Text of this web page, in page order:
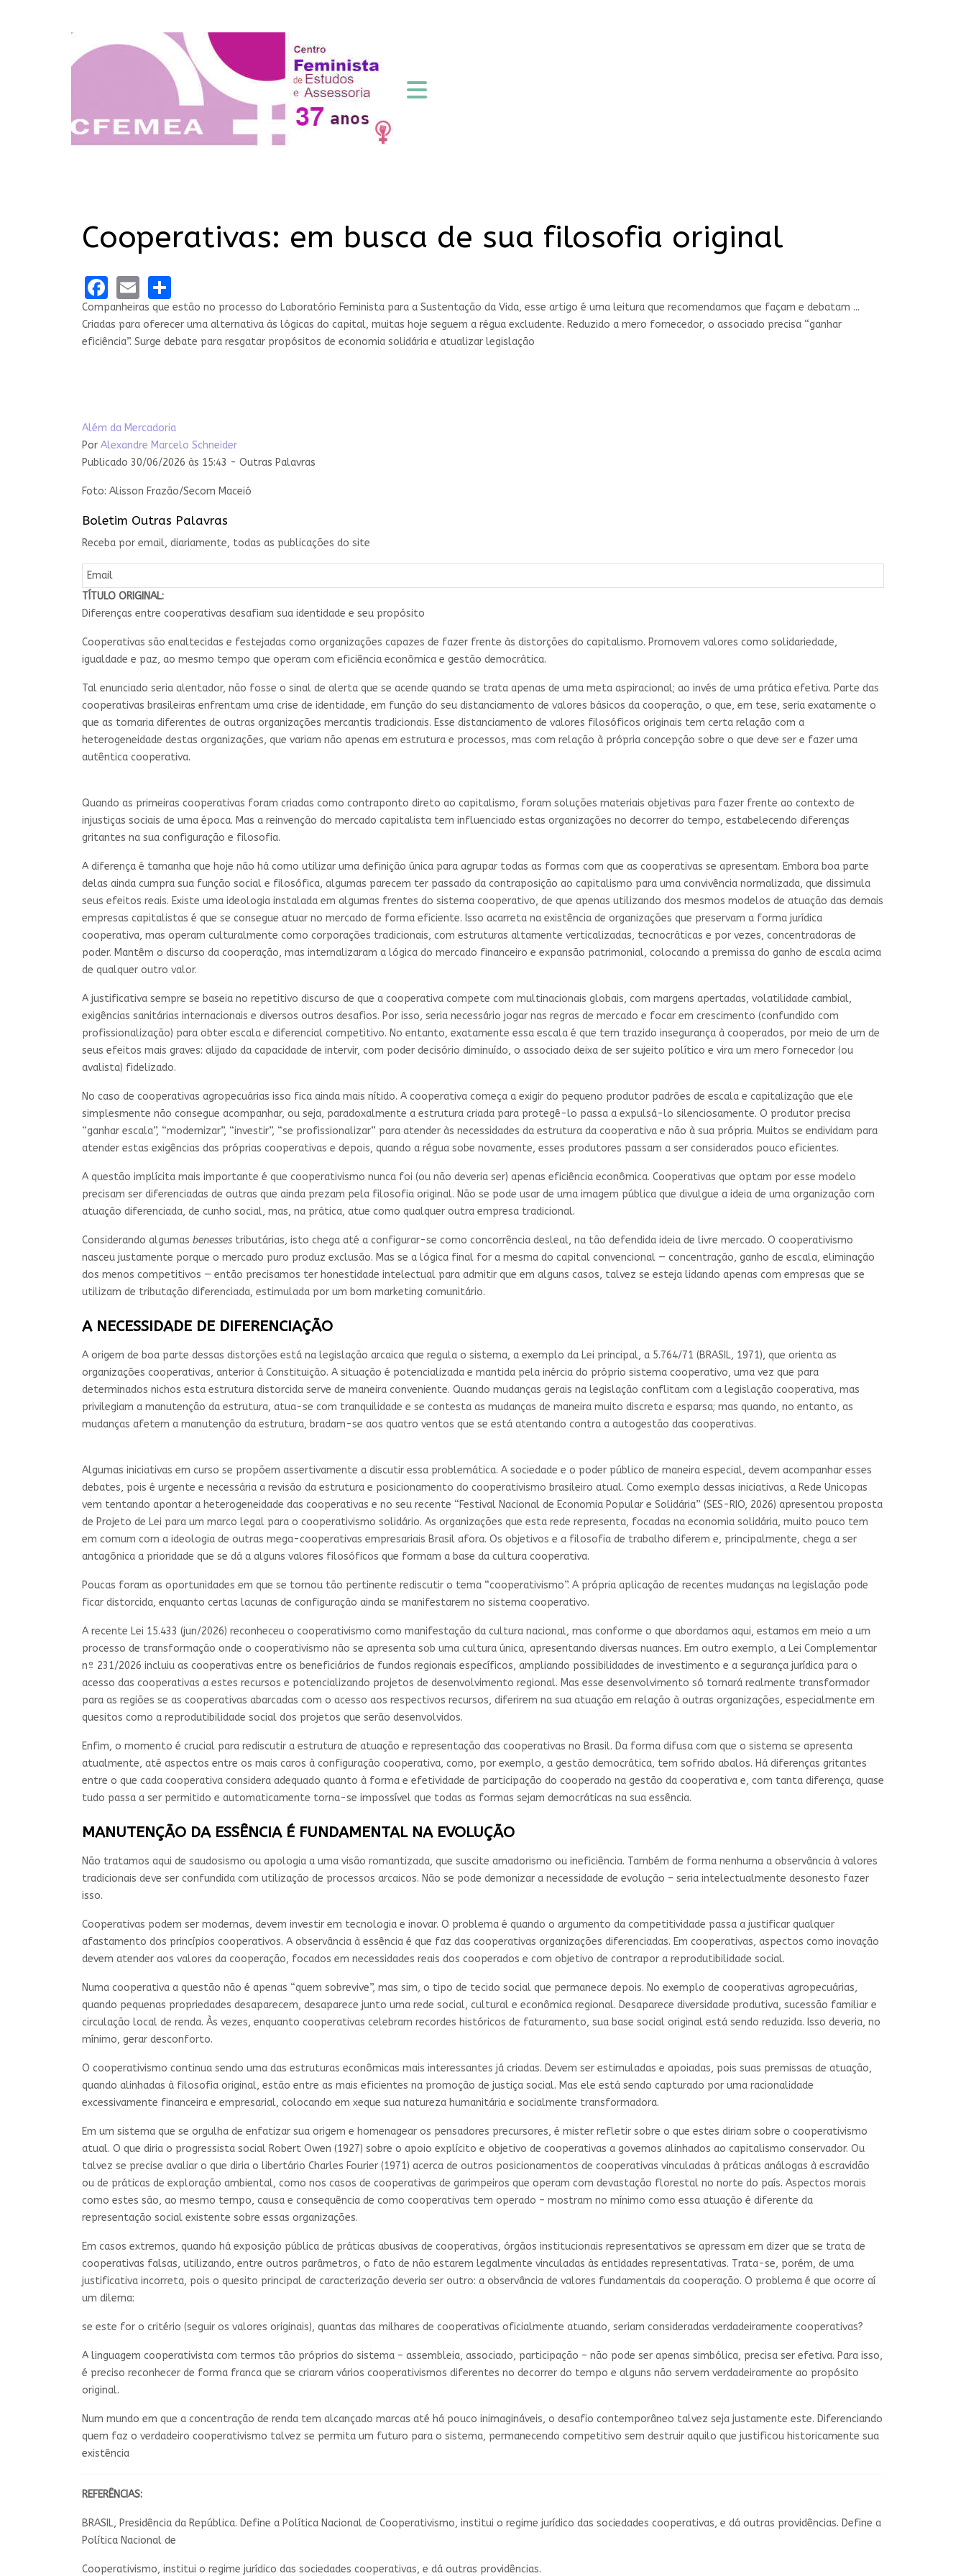
Cooperativas: em busca de sua filosofia original
Facebook
Email
Companheiras que estão no processo do Laboratório Feminista para a Sustentação da Vida, esse artigo é uma leitura que recomendamos que façam e debatam ...
Criadas para oferecer uma alternativa às lógicas do capital, muitas hoje seguem a régua excludente. Reduzido a mero fornecedor, o associado precisa “ganhar
eficiência”. Surge debate para resgatar propósitos de economia solidária e atualizar legislação
Além da Mercadoria
Por Alexandre Marcelo Schneider
Publicado 30/06/2026 às 15:43 - Outras Palavras
Foto: Alisson Frazão/Secom Maceió
Boletim Outras Palavras
Receba por email, diariamente, todas as publicações do site
TÍTULO ORIGINAL:
Diferenças entre cooperativas desafiam sua identidade e seu propósito
Cooperativas são enaltecidas e festejadas como organizações capazes de fazer frente às distorções do capitalismo. Promovem valores como solidariedade,
igualdade e paz, ao mesmo tempo que operam com eficiência econômica e gestão democrática.
Tal enunciado seria alentador, não fosse o sinal de alerta que se acende quando se trata apenas de uma meta aspiracional; ao invés de uma prática efetiva. Parte das
cooperativas brasileiras enfrentam uma crise de identidade, em função do seu distanciamento de valores básicos da cooperação, o que, em tese, seria exatamente o
que as tornaria diferentes de outras organizações mercantis tradicionais. Esse distanciamento de valores filosóficos originais tem certa relação com a
heterogeneidade destas organizações, que variam não apenas em estrutura e processos, mas com relação à própria concepção sobre o que deve ser e fazer uma
autêntica cooperativa.
Quando as primeiras cooperativas foram criadas como contraponto direto ao capitalismo, foram soluções materiais objetivas para fazer frente ao contexto de
injustiças sociais de uma época. Mas a reinvenção do mercado capitalista tem influenciado estas organizações no decorrer do tempo, estabelecendo diferenças
gritantes na sua configuração e filosofia.
A diferença é tamanha que hoje não há como utilizar uma definição única para agrupar todas as formas com que as cooperativas se apresentam. Embora boa parte
delas ainda cumpra sua função social e filosófica, algumas parecem ter passado da contraposição ao capitalismo para uma convivência normalizada, que dissimula
seus efeitos reais. Existe uma ideologia instalada em algumas frentes do sistema cooperativo, de que apenas utilizando dos mesmos modelos de atuação das demais
empresas capitalistas é que se consegue atuar no mercado de forma eficiente. Isso acarreta na existência de organizações que preservam a forma jurídica
cooperativa, mas operam culturalmente como corporações tradicionais, com estruturas altamente verticalizadas, tecnocráticas e por vezes, concentradoras de
poder. Mantêm o discurso da cooperação, mas internalizaram a lógica do mercado financeiro e expansão patrimonial, colocando a premissa do ganho de escala acima
de qualquer outro valor.
A justificativa sempre se baseia no repetitivo discurso de que a cooperativa compete com multinacionais globais, com margens apertadas, volatilidade cambial,
exigências sanitárias internacionais e diversos outros desafios. Por isso, seria necessário jogar nas regras de mercado e focar em crescimento (confundido com
profissionalização) para obter escala e diferencial competitivo. No entanto, exatamente essa escala é que tem trazido insegurança à cooperados, por meio de um de
seus efeitos mais graves: alijado da capacidade de intervir, com poder decisório diminuído, o associado deixa de ser sujeito político e vira um mero fornecedor (ou
avalista) fidelizado.
No caso de cooperativas agropecuárias isso fica ainda mais nítido. A cooperativa começa a exigir do pequeno produtor padrões de escala e capitalização que ele
simplesmente não consegue acompanhar, ou seja, paradoxalmente a estrutura criada para protegê-lo passa a expulsá-lo silenciosamente. O produtor precisa
“ganhar escala”, “modernizar”, “investir”, “se profissionalizar” para atender às necessidades da estrutura da cooperativa e não à sua própria. Muitos se endividam para
atender estas exigências das próprias cooperativas e depois, quando a régua sobe novamente, esses produtores passam a ser considerados pouco eficientes.
A questão implícita mais importante é que cooperativismo nunca foi (ou não deveria ser) apenas eficiência econômica. Cooperativas que optam por esse modelo
precisam ser diferenciadas de outras que ainda prezam pela filosofia original. Não se pode usar de uma imagem pública que divulgue a ideia de uma organização com
atuação diferenciada, de cunho social, mas, na prática, atue como qualquer outra empresa tradicional.
Considerando algumas benesses tributárias, isto chega até a configurar-se como concorrência desleal, na tão defendida ideia de livre mercado. O cooperativismo
nasceu justamente porque o mercado puro produz exclusão. Mas se a lógica final for a mesma do capital convencional — concentração, ganho de escala, eliminação
dos menos competitivos — então precisamos ter honestidade intelectual para admitir que em alguns casos, talvez se esteja lidando apenas com empresas que se
utilizam de tributação diferenciada, estimulada por um bom marketing comunitário.
A NECESSIDADE DE DIFERENCIAÇÃO
A origem de boa parte dessas distorções está na legislação arcaica que regula o sistema, a exemplo da Lei principal, a 5.764/71 (BRASIL, 1971), que orienta as
organizações cooperativas, anterior à Constituição. A situação é potencializada e mantida pela inércia do próprio sistema cooperativo, uma vez que para
determinados nichos esta estrutura distorcida serve de maneira conveniente. Quando mudanças gerais na legislação conflitam com a legislação cooperativa, mas
privilegiam a manutenção da estrutura, atua-se com tranquilidade e se contesta as mudanças de maneira muito discreta e esparsa; mas quando, no entanto, as
mudanças afetem a manutenção da estrutura, bradam-se aos quatro ventos que se está atentando contra a autogestão das cooperativas.
Algumas iniciativas em curso se propõem assertivamente a discutir essa problemática. A sociedade e o poder público de maneira especial, devem acompanhar esses
debates, pois é urgente e necessária a revisão da estrutura e posicionamento do cooperativismo brasileiro atual. Como exemplo dessas iniciativas, a Rede Unicopas
vem tentando apontar a heterogeneidade das cooperativas e no seu recente “Festival Nacional de Economia Popular e Solidária” (SES-RIO, 2026) apresentou proposta
de Projeto de Lei para um marco legal para o cooperativismo solidário. As organizações que esta rede representa, focadas na economia solidária, muito pouco tem
em comum com a ideologia de outras mega-cooperativas empresariais Brasil afora. Os objetivos e a filosofia de trabalho diferem e, principalmente, chega a ser
antagônica a prioridade que se dá a alguns valores filosóficos que formam a base da cultura cooperativa.
Poucas foram as oportunidades em que se tornou tão pertinente rediscutir o tema “cooperativismo”. A própria aplicação de recentes mudanças na legislação pode
ficar distorcida, enquanto certas lacunas de configuração ainda se manifestarem no sistema cooperativo.
A recente Lei 15.433 (jun/2026) reconheceu o cooperativismo como manifestação da cultura nacional, mas conforme o que abordamos aqui, estamos em meio a um
processo de transformação onde o cooperativismo não se apresenta sob uma cultura única, apresentando diversas nuances. Em outro exemplo, a Lei Complementar
nº 231/2026 incluiu as cooperativas entre os beneficiários de fundos regionais específicos, ampliando possibilidades de investimento e a segurança jurídica para o
acesso das cooperativas a estes recursos e potencializando projetos de desenvolvimento regional. Mas esse desenvolvimento só tornará realmente transformador
para as regiões se as cooperativas abarcadas com o acesso aos respectivos recursos, diferirem na sua atuação em relação à outras organizações, especialmente em
quesitos como a reprodutibilidade social dos projetos que serão desenvolvidos.
Enfim, o momento é crucial para rediscutir a estrutura de atuação e representação das cooperativas no Brasil. Da forma difusa com que o sistema se apresenta
atualmente, até aspectos entre os mais caros à configuração cooperativa, como, por exemplo, a gestão democrática, tem sofrido abalos. Há diferenças gritantes
entre o que cada cooperativa considera adequado quanto à forma e efetividade de participação do cooperado na gestão da cooperativa e, com tanta diferença, quase
tudo passa a ser permitido e automaticamente torna-se impossível que todas as formas sejam democráticas na sua essência.
MANUTENÇÃO DA ESSÊNCIA É FUNDAMENTAL NA EVOLUÇÃO
Não tratamos aqui de saudosismo ou apologia a uma visão romantizada, que suscite amadorismo ou ineficiência. Também de forma nenhuma a observância à valores
tradicionais deve ser confundida com utilização de processos arcaicos. Não se pode demonizar a necessidade de evolução – seria intelectualmente desonesto fazer
isso.
Cooperativas podem ser modernas, devem investir em tecnologia e inovar. O problema é quando o argumento da competitividade passa a justificar qualquer
afastamento dos princípios cooperativos. A observância à essência é que faz das cooperativas organizações diferenciadas. Em cooperativas, aspectos como inovação
devem atender aos valores da cooperação, focados em necessidades reais dos cooperados e com objetivo de contrapor a reprodutibilidade social.
Numa cooperativa a questão não é apenas “quem sobrevive”, mas sim, o tipo de tecido social que permanece depois. No exemplo de cooperativas agropecuárias,
quando pequenas propriedades desaparecem, desaparece junto uma rede social, cultural e econômica regional. Desaparece diversidade produtiva, sucessão familiar e
circulação local de renda. Às vezes, enquanto cooperativas celebram recordes históricos de faturamento, sua base social original está sendo reduzida. Isso deveria, no
mínimo, gerar desconforto.
O cooperativismo continua sendo uma das estruturas econômicas mais interessantes já criadas. Devem ser estimuladas e apoiadas, pois suas premissas de atuação,
quando alinhadas à filosofia original, estão entre as mais eficientes na promoção de justiça social. Mas ele está sendo capturado por uma racionalidade
excessivamente financeira e empresarial, colocando em xeque sua natureza humanitária e socialmente transformadora.
Em um sistema que se orgulha de enfatizar sua origem e homenagear os pensadores precursores, é mister refletir sobre o que estes diriam sobre o cooperativismo
atual. O que diria o progressista social Robert Owen (1927) sobre o apoio explícito e objetivo de cooperativas a governos alinhados ao capitalismo conservador. Ou
talvez se precise avaliar o que diria o libertário Charles Fourier (1971) acerca de outros posicionamentos de cooperativas vinculadas à práticas análogas à escravidão
ou de práticas de exploração ambiental, como nos casos de cooperativas de garimpeiros que operam com devastação florestal no norte do país. Aspectos morais
como estes são, ao mesmo tempo, causa e consequência de como cooperativas tem operado – mostram no mínimo como essa atuação é diferente da
representação social existente sobre essas organizações.
Em casos extremos, quando há exposição pública de práticas abusivas de cooperativas, órgãos institucionais representativos se apressam em dizer que se trata de
cooperativas falsas, utilizando, entre outros parâmetros, o fato de não estarem legalmente vinculadas às entidades representativas. Trata-se, porém, de uma
justificativa incorreta, pois o quesito principal de caracterização deveria ser outro: a observância de valores fundamentais da cooperação. O problema é que ocorre aí
um dilema:
se este for o critério (seguir os valores originais), quantas das milhares de cooperativas oficialmente atuando, seriam consideradas verdadeiramente cooperativas?
A linguagem cooperativista com termos tão próprios do sistema – assembleia, associado, participação – não pode ser apenas simbólica, precisa ser efetiva. Para isso,
é preciso reconhecer de forma franca que se criaram vários cooperativismos diferentes no decorrer do tempo e alguns não servem verdadeiramente ao propósito
original.
Num mundo em que a concentração de renda tem alcançado marcas até há pouco inimagináveis, o desafio contemporâneo talvez seja justamente este. Diferenciando
quem faz o verdadeiro cooperativismo talvez se permita um futuro para o sistema, permanecendo competitivo sem destruir aquilo que justificou historicamente sua
existência
REFERÊNCIAS:
BRASIL, Presidência da República. Define a Política Nacional de Cooperativismo, institui o regime jurídico das sociedades cooperativas, e dá outras providências. Define a
Política Nacional de
Cooperativismo, institui o regime jurídico das sociedades cooperativas, e dá outras providências.